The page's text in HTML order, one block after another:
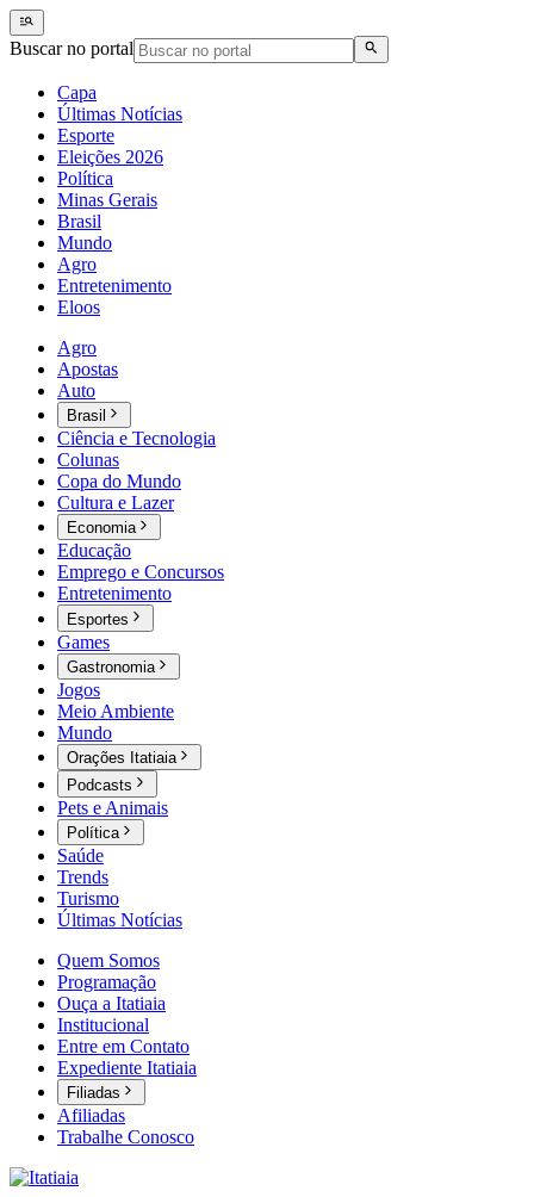
Buscar no portal
Capa
Últimas Notícias
Esporte
Eleições 2026
Política
Minas Gerais
Brasil
Mundo
Agro
Entretenimento
Eloos
Agro
Apostas
Auto
Brasil
Ciência e Tecnologia
Colunas
Copa do Mundo
Cultura e Lazer
Economia
Educação
Emprego e Concursos
Entretenimento
Esportes
Games
Gastronomia
Jogos
Meio Ambiente
Mundo
Orações Itatiaia
Podcasts
Pets e Animais
Política
Saúde
Trends
Turismo
Últimas Notícias
Quem Somos
Programação
Ouça a Itatiaia
Institucional
Entre em Contato
Expediente Itatiaia
Filiadas
Afiliadas
Trabalhe Conosco